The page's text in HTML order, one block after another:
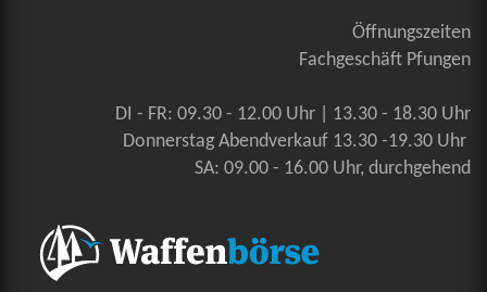
Öffnungszeiten
Fachgeschäft Pfungen
DI - FR: 09.30 - 12.00 Uhr | 13.30 - 18.30 Uhr
Donnerstag Abendverkauf 13.30 -19.30 Uhr
SA: 09.00 - 16.00 Uhr, durchgehend